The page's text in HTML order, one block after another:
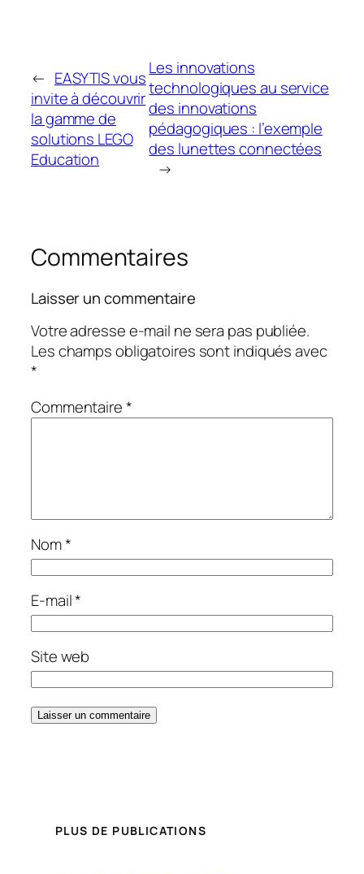
← EASYTIS vous
invite à découvrir
la gamme de
solutions LEGO
Education
Les innovations
technologiques au service
des innovations
pédagogiques : l’exemple
des lunettes connectées
→
Commentaires
Laisser un commentaire
Votre adresse e-mail ne sera pas publiée.
Les champs obligatoires sont indiqués avec
*
Commentaire*
Nom*
E-mail*
Site web
PLUS DE PUBLICATIONS